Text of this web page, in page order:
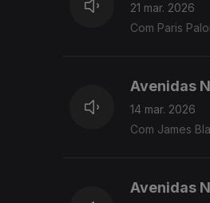
21 mar. 2026
Com Paris
Avenidas
14 mar. 2026
Com James
Avenidas